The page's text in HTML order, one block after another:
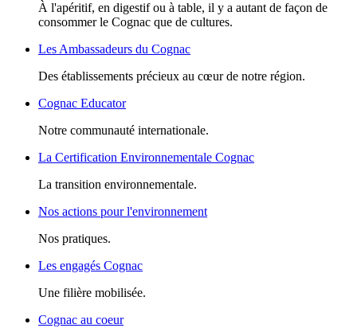
À l'apéritif, en digestif ou à table, il y a autant de façon de
consommer le Cognac que de cultures.
Les Ambassadeurs du Cognac
Des établissements précieux au cœur de notre région.
Cognac Educator
Notre communauté internationale.
La Certification Environnementale Cognac
La transition environnementale.
Nos actions pour l'environnement
Nos pratiques.
Les engagés Cognac
Une filière mobilisée.
Cognac au coeur